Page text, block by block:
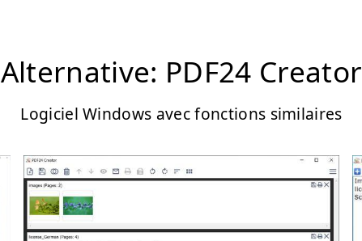
Alternative: PDF24 Creator
Logiciel Windows avec fonctions similaires